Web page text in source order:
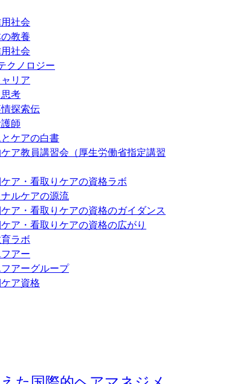
社会
教養
社会
クノロジー
リア
考
探索伝
師
ケアの白書
ア教員講習会（厚生労働省指定講習
ア・看取りケアの資格ラボ
ルケアの源流
ア・看取りケアの資格のガイダンス
ア・看取りケアの資格の広がり
ラボ
アー
アーグループ
ア資格